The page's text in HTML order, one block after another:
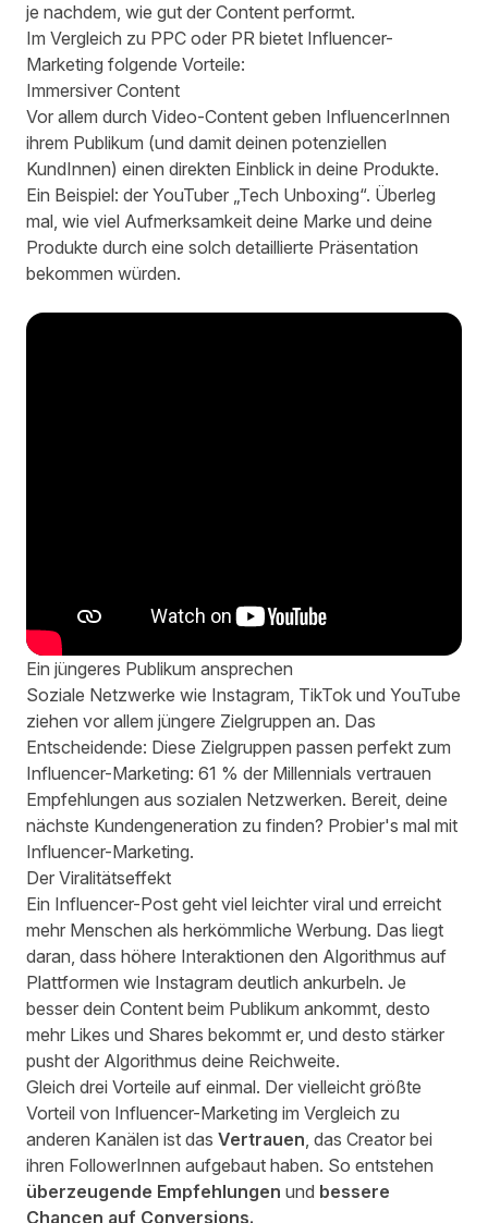
je nachdem, wie gut der Content performt.
Im Vergleich zu PPC oder PR bietet Influencer-
Marketing folgende Vorteile:
Immersiver Content
Vor allem durch Video-Content geben InfluencerInnen
ihrem Publikum (und damit deinen potenziellen
KundInnen) einen direkten Einblick in deine Produkte.
Ein Beispiel: der YouTuber „Tech Unboxing“. Überleg
mal, wie viel Aufmerksamkeit deine Marke und deine
Produkte durch eine solch detaillierte Präsentation
bekommen würden.
Ein jüngeres Publikum ansprechen
Soziale Netzwerke wie Instagram, TikTok und YouTube
ziehen vor allem jüngere Zielgruppen an. Das
Entscheidende: Diese Zielgruppen passen perfekt zum
Influencer-Marketing: 61 % der Millennials vertrauen
Empfehlungen aus sozialen Netzwerken. Bereit, deine
nächste Kundengeneration zu finden? Probier's mal mit
Influencer-Marketing.
Der Viralitätseffekt
Ein Influencer-Post geht viel leichter viral und erreicht
mehr Menschen als herkömmliche Werbung. Das liegt
daran, dass höhere Interaktionen den Algorithmus auf
Plattformen wie Instagram deutlich ankurbeln. Je
besser dein Content beim Publikum ankommt, desto
mehr Likes und Shares bekommt er, und desto stärker
pusht der Algorithmus deine Reichweite.
Gleich drei Vorteile auf einmal. Der vielleicht größte
Vorteil von Influencer-Marketing im Vergleich zu
anderen Kanälen ist das Vertrauen, das Creator bei
ihren FollowerInnen aufgebaut haben. So entstehen
überzeugende Empfehlungen und bessere
Chancen auf Conversions.